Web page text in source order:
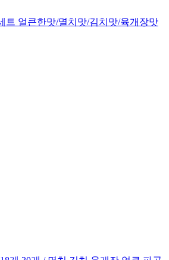
트 얼큰한맛/멸치맛/김치맛/육개장맛